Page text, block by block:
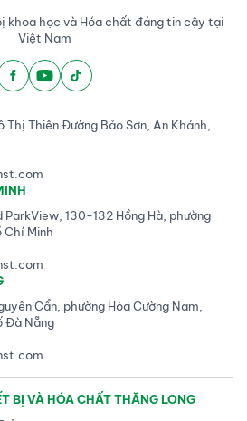
khoa học và Hóa chất đáng tin cậy tại
Việt Nam
Thiên Đường Bảo Sơn, An Khánh,
ParkView, 130-132 Hồng Hà, phường
Chí Minh
Cẩn, phường Hòa Cường Nam,
Đà Nẵng
BỊ VÀ HÓA CHẤT THĂNG LONG